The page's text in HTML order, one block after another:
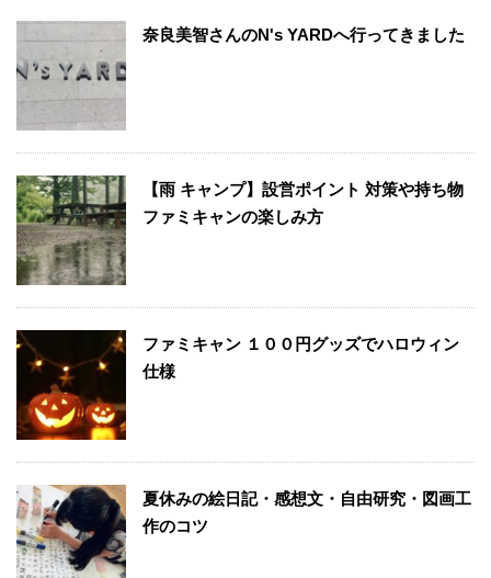
奈良美智さんのN's YARDへ行ってきました
【雨 キャンプ】設営ポイント 対策や持ち物
ファミキャンの楽しみ方
ファミキャン １００円グッズでハロウィン
仕様
夏休みの絵日記・感想文・自由研究・図画工
作のコツ